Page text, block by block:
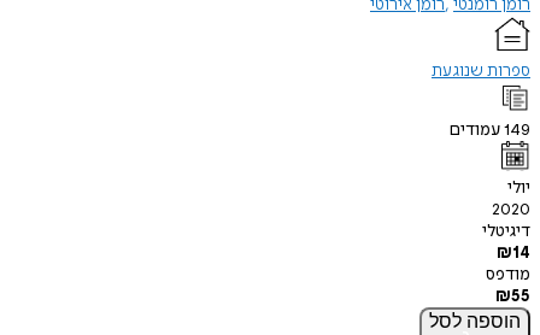
רומן רומנטי רומן אירוטי
ספרות שנוגעת
149עמודים
יולי
2020
דיגיטלי
₪14
מודפס
₪55
הוספה לסל